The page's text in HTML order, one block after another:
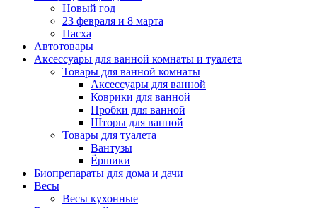
Новый год
23 февраля и 8 марта
Пасха
Автотовары
Аксессуары для ванной комнаты и туалета
Товары для ванной комнаты
Аксессуары для ванной
Коврики для ванной
Пробки для ванной
Шторы для ванной
Товары для туалета
Вантузы
Ёршики
Биопрепараты для дома и дачи
Весы
Весы кухонные